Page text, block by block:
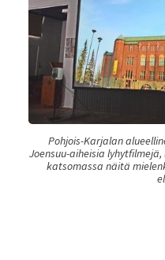
Pohjois-Karjalan
Joensuu-aiheisia
katsomassa näitä